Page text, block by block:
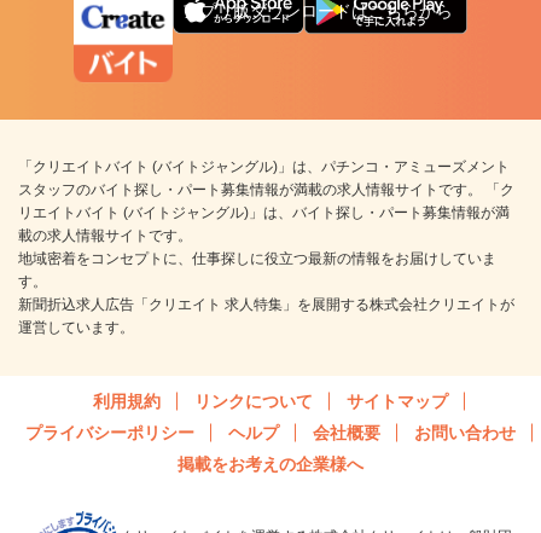
アプリ版ダウンロードはこちらから
「クリエイトバイト (バイトジャングル)」は、パチンコ・アミューズメント
スタッフのバイト探し・パート募集情報が満載の求人情報サイトです。 「ク
リエイトバイト (バイトジャングル)」は、バイト探し・パート募集情報が満
載の求人情報サイトです。
地域密着をコンセプトに、仕事探しに役立つ最新の情報をお届けしていま
す。
新聞折込求人広告「クリエイト 求人特集」を展開する株式会社クリエイトが
運営しています。
利用規約 リンクについて
サイトマップ
プライバシーポリシー
ヘルプ 会社概要
お問い合わせ
掲載をお考えの企業様へ